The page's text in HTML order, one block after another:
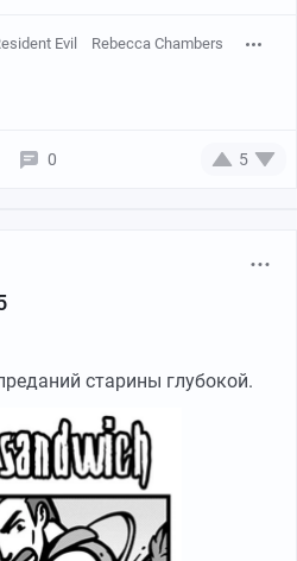
Evil Rebecca Chambers
0 5
старины глубокой.